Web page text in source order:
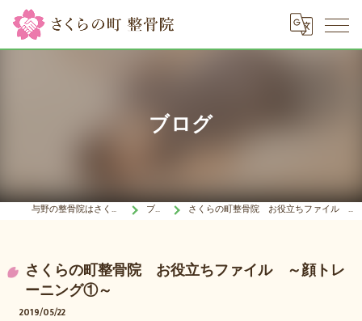
ブログ
与野の整骨院はさくらの町 整骨院 ブログ さくらの町整骨院 お役立ちファイル ～顔トレーニング①～
さくらの町整骨院 お役立ちファイル ～顔トレ
ーニング①～
2019/05/22